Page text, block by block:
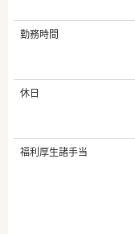
勤務時間
休日
福利厚生諸手当